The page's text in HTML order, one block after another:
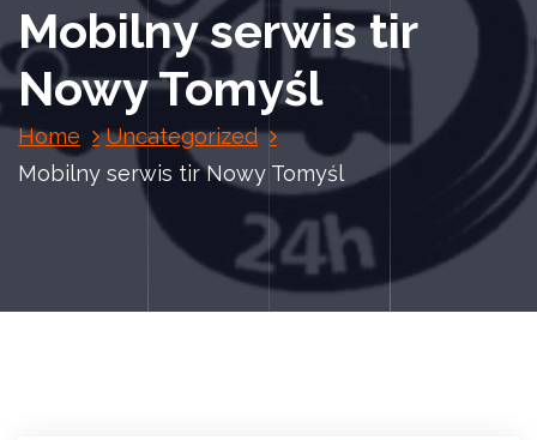
Mobilny serwis tir
Nowy Tomyśl
Home
Uncategorized
Mobilny serwis tir Nowy Tomyśl